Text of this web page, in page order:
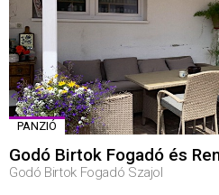
PANZIÓ
Godó Birtok Fogadó és
Godó Birtok Fogadó Szajol